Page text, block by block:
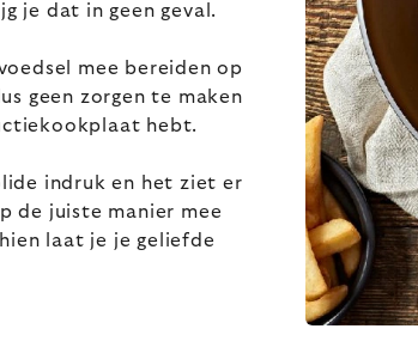
je dat in geen geval.
mee bereiden op
geen zorgen te maken
hebt.
indruk en het ziet er
de juiste manier mee
laat je je geliefde